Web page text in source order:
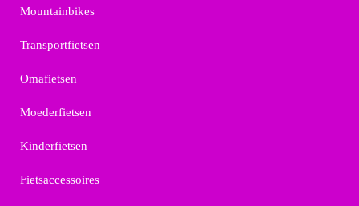
Mountainbikes
Transportfietsen
Omafietsen
Moederfietsen
Kinderfietsen
Fietsaccessoires